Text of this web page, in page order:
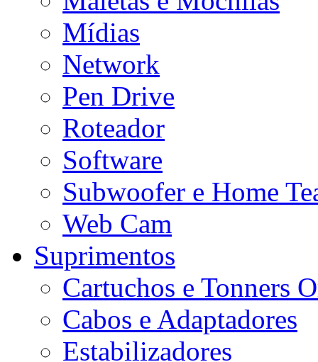
Mídias
Network
Pen Drive
Roteador
Software
Subwoofer e Home
Web Cam
Suprimentos
Cartuchos e Tonners
Cabos e Adaptadores
Estabilizadores